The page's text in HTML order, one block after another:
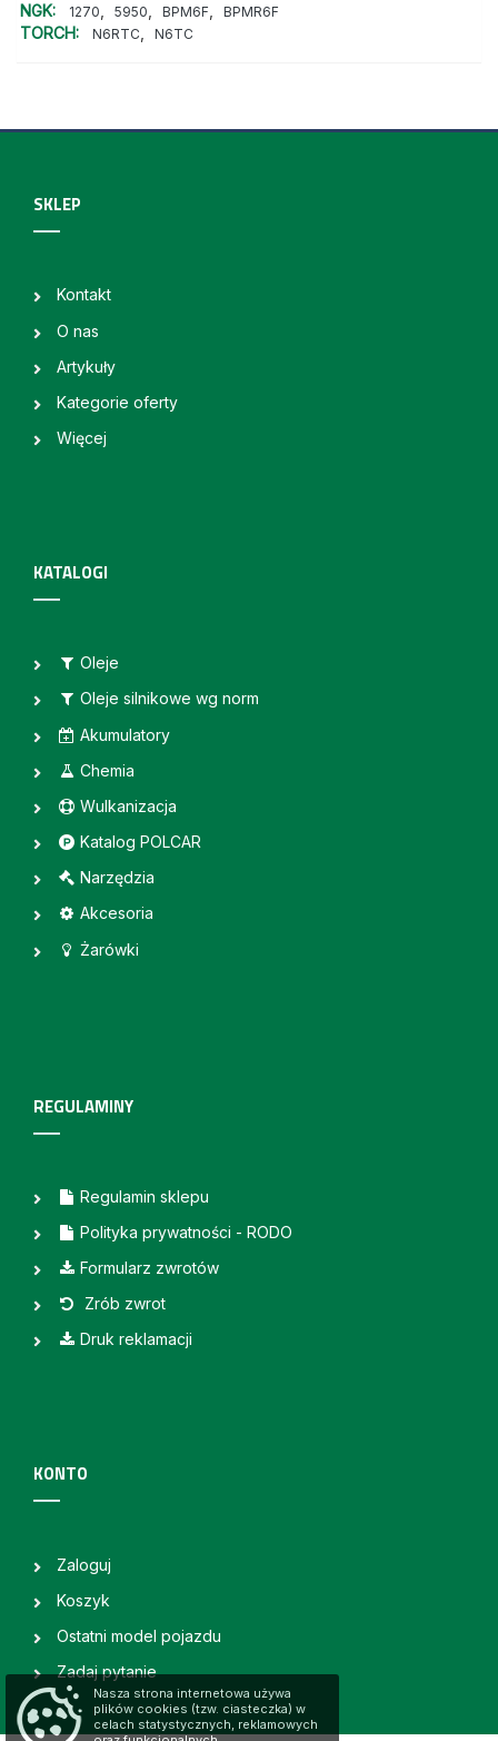
NGK: 1270 5950 BPM6F BPMR6F
TORCH: N6RTC N6TC
SKLEP
Kontakt
O nas
Artykuły
Kategorie oferty
Więcej
KATALOGI
Oleje
Oleje silnikowe wg norm
Akumulatory
Chemia
Wulkanizacja
Katalog POLCAR
Narzędzia
Akcesoria
Żarówki
REGULAMINY
Regulamin sklepu
Polityka prywatności - RODO
Formularz zwrotów
Zrób zwrot
Druk reklamacji
KONTO
Zaloguj
Koszyk
Ostatni model pojazdu
Zadaj pytanie
Nasza strona internetowa używa
plików cookies (tzw. ciasteczka) w
celach statystycznych, reklamowych